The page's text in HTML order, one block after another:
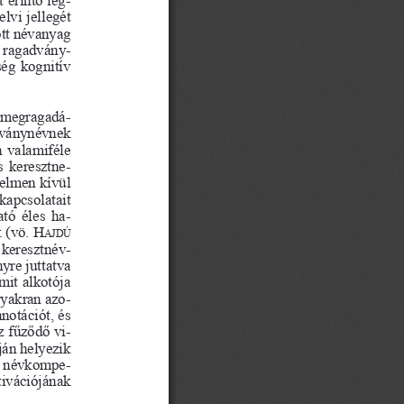
jellegét
névanyag
-
kognitív
-
valamiféle
keresztne-
kívül
éles ha-
HaJdú
-
juttatva
alkotója
azo-
és
fűződő vi-
helyezik
-